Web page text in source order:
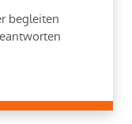
begleiten